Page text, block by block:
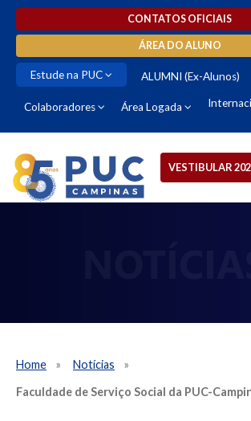
CONTATOS OFICIAIS
ÁREA DO ALUNO
Estude na PUC ALUMNI (Ex-Alunos)
Colaboradores Área Logada
VESTIBULAR
Home
Notícias
Faculdade de Serviço Social da PUC-